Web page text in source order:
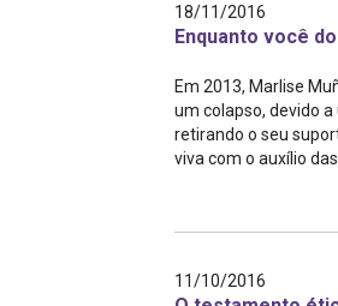
18/11/2016
Enquanto você
Em 2013, Marlise
um colapso, devido
retirando o seu
viva com o auxílio
11/10/2016